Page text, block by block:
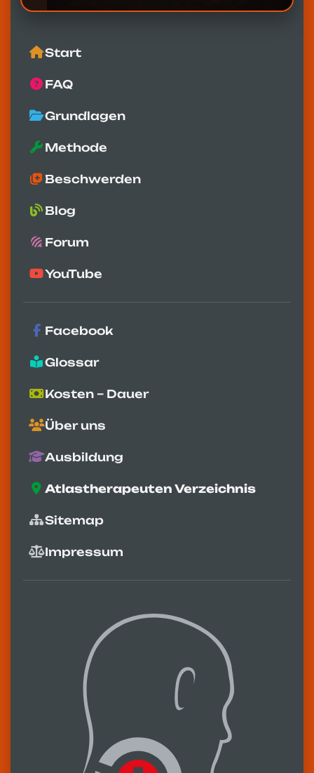
Start
FAQ
Grundlagen
Methode
Beschwerden
Blog
Forum
YouTube
Facebook
Glossar
Kosten – Dauer
Über uns
Ausbildung
Atlastherapeuten Verzeichnis
Sitemap
Impressum